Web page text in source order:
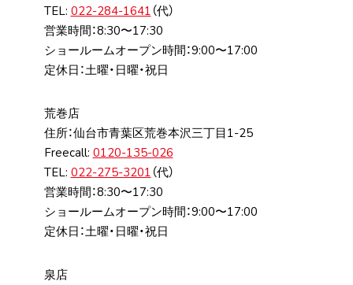
TEL: 022-284-1641 （代）
営業時間：8:30〜17:30
ショールームオープン時間：9:00〜17:00
定休日：土曜・日曜・祝日
荒巻店
住所：仙台市⻘葉区荒巻本沢三丁⽬1-25
Freecall: 0120-135-026
TEL: 022-275-3201 （代）
営業時間：8:30〜17:30
ショールームオープン時間：9:00〜17:00
定休日：土曜・日曜・祝日
泉店